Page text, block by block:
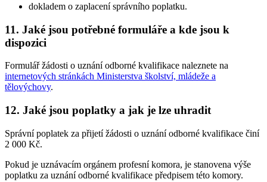
dokladem o zaplacení správního poplatku.
11. Jaké jsou potřebné formuláře a kde jsou k
dispozici
Formulář žádosti o uznání odborné kvalifikace naleznete na
internetových stránkách Ministerstva školství, mládeže a
tělovýchovy.
12. Jaké jsou poplatky a jak je lze uhradit
Správní poplatek za přijetí žádosti o uznání odborné kvalifikace činí
2 000 Kč.
Pokud je uznávacím orgánem profesní komora, je stanovena výše
poplatku za uznání odborné kvalifikace předpisem této komory.